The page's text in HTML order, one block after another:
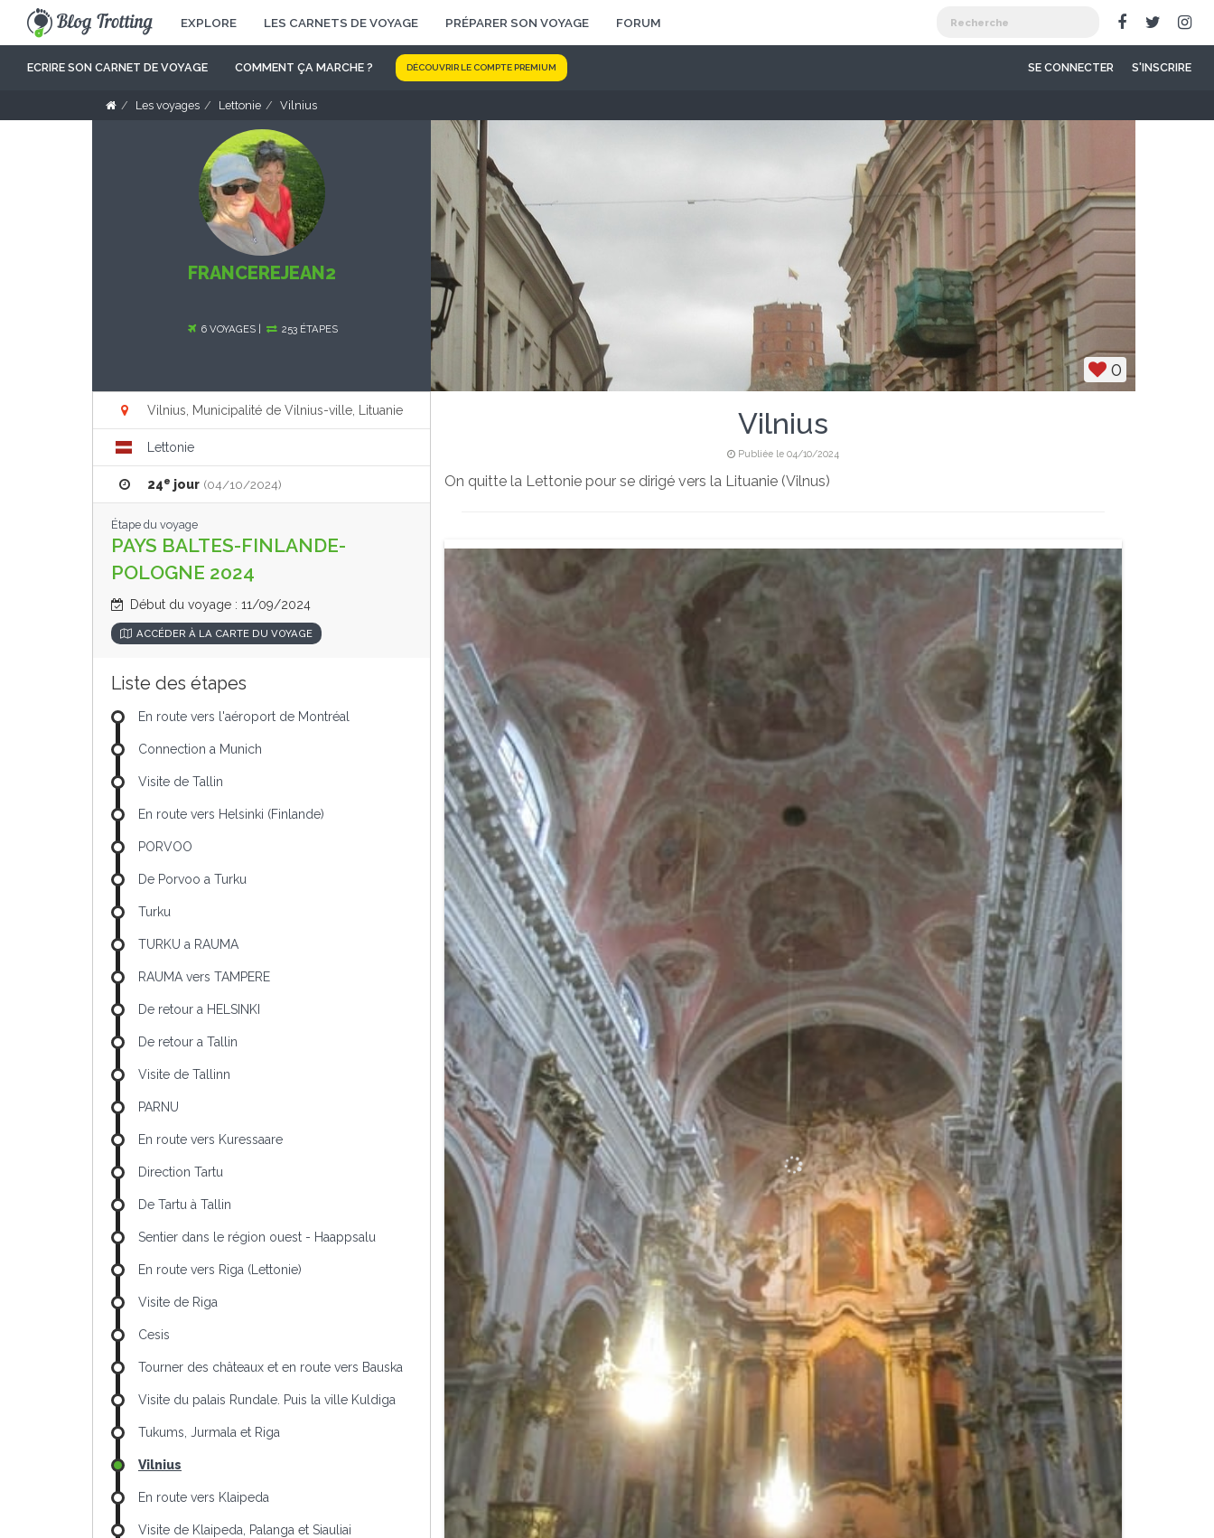
EXPLORE LES CARNETS DE VOYAGE PRÉPARER SON VOYAGE FORUM
ECRIRE SON CARNET DE VOYAGE COMMENT ÇA MARCHE ? DÉCOUVRIR LE COMPTE PREMIUM SE CONNECTER S'INSCRIRE
Les voyages Lettonie Vilnius
0
Vilnius
Publiée le 04/10/2024
On quitte la Lettonie pour se dirigé vers la Lituanie (Vilnus)
FRANCEREJEAN2
6 VOYAGES | 253 ÉTAPES
Vilnius, Municipalité de Vilnius-ville, Lituanie
Lettonie
24e jour (04/10/2024)
Étape du voyage
PAYS BALTES-FINLANDE-
POLOGNE 2024
Début du voyage : 11/09/2024
ACCÉDER À LA CARTE DU VOYAGE
Liste des étapes
En route vers l'aéroport de Montréal
Connection a Munich
Visite de Tallin
En route vers Helsinki (Finlande)
PORVOO
De Porvoo a Turku
Turku
TURKU a RAUMA
RAUMA vers TAMPERE
De retour a HELSINKI
De retour a Tallin
Visite de Tallinn
PARNU
En route vers Kuressaare
Direction Tartu
De Tartu à Tallin
Sentier dans le région ouest - Haappsalu
En route vers Riga (Lettonie)
Visite de Riga
Cesis
Tourner des châteaux et en route vers Bauska
Visite du palais Rundale. Puis la ville Kuldiga
Tukums, Jurmala et Riga
Vilnius
En route vers Klaipeda
Visite de Klaipeda, Palanga et Siauliai